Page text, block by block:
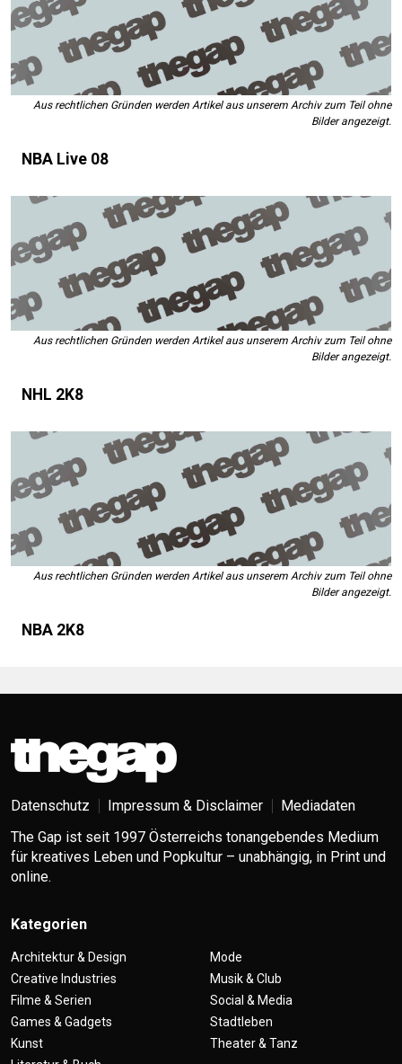
Aus rechtlichen Gründen werden Artikel aus unserem Archiv zum Teil ohne
Bilder angezeigt.
NBA Live 08
Aus rechtlichen Gründen werden Artikel aus unserem Archiv zum Teil ohne
Bilder angezeigt.
NHL 2K8
Aus rechtlichen Gründen werden Artikel aus unserem Archiv zum Teil ohne
Bilder angezeigt.
NBA 2K8
Datenschutz Impressum & Disclaimer
Mediadaten
The Gap ist seit 1997 Österreichs tonangebendes Medium
für kreatives Leben und Popkultur – unabhängig, in Print und
online.
Kategorien
Architektur & Design
Creative Industries
Filme & Serien
Games & Gadgets
Kunst
Mode
Musik & Club
Social & Media
Stadtleben
Theater & Tanz